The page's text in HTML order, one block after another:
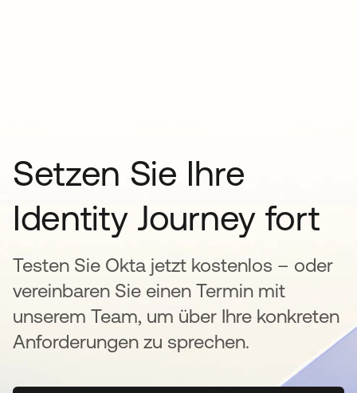
Setzen Sie Ihre
Identity Journey fort
Testen Sie Okta jetzt kostenlos – oder
vereinbaren Sie einen Termin mit
unserem Team, um über Ihre konkreten
Anforderungen zu sprechen.